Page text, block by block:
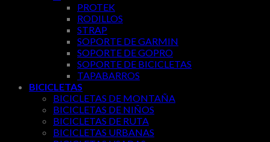
PROTEK
RODILLOS
STRAP
SOPORTE DE GARMIN
SOPORTE DE GOPRO
SOPORTE DE BICICLETAS
TAPABARROS
BICICLETAS
BICICLETAS DE MONTAÑA
BICICLETAS DE NIÑOS
BICICLETAS DE RUTA
BICICLETAS URBANAS